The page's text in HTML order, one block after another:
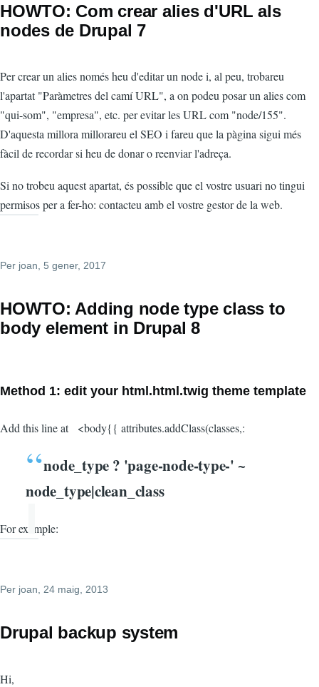
HOWTO: Com crear alies d'URL als
nodes de Drupal 7
Per crear un alies només heu d'editar un node i, al peu, trobareu
l'apartat "Paràmetres del camí URL", a on podeu posar un alies com
"qui-som", "empresa", etc. per evitar les URL com "node/155".
D'aquesta millora millorareu el SEO i fareu que la pàgina sigui més
fàcil de recordar si heu de donar o reenviar l'adreça.
Si no trobeu aquest apartat, és possible que el vostre usuari no tingui
permisos per a fer-ho: contacteu amb el vostre gestor de la web.
Per joan, 5 gener, 2017
HOWTO: Adding node type class to
body element in Drupal 8
Method 1: edit your html.html.twig theme template
Add this line at <body{{ attributes.addClass(classes,:
node_type ? 'page-node-type-' ~
node_type|clean_class
For example:
Per joan , 24 maig, 2013
Drupal backup system
Hi,